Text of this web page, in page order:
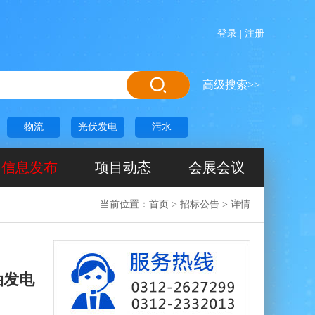
登录 注册
高级搜索>>
物流 光伏发电 污水
信息发布 项目动态 会展会议
当前位置： 首页 > 招标公告 > 详情
电